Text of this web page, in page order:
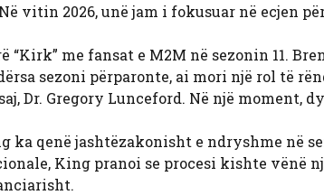
vitin 2026, unë jam i fokusuar në ecjen
“Kirk” me fansat e M2M në sezonin 11.
sezoni përparonte, ai mori një rol të
Dr. Gregory Lunceford. Në një moment,
ka qenë jashtëzakonisht e ndryshme në
King pranoi se procesi kishte vënë